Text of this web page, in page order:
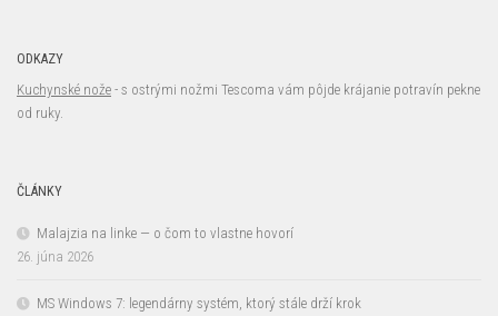
ODKAZY
Kuchynské nože - s ostrými nožmi Tescoma vám pôjde krájanie potravín pekne
od ruky.
ČLÁNKY
Malajzia na linke — o čom to vlastne hovorí
26. júna 2026
MS Windows 7: legendárny systém, ktorý stále drží krok